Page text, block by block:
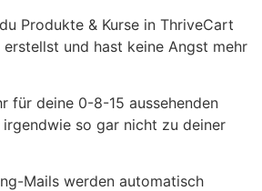
Produkte & Kurse in ThriveCart
und hast keine Angst mehr
für deine 0-8-15 aussehenden
so gar nicht zu deiner
Mails werden automatisch